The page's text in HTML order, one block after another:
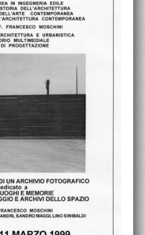
DI SAN LUCA
MOSCHINI
MODERNA